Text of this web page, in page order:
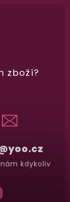
kdykoliv
zboží?